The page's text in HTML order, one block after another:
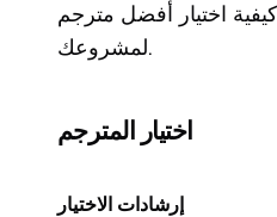
اختيار أفضل مترجم
لمشروعك.
اختيار المترجم
إرشادات الاختيار